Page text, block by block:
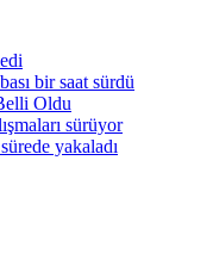
bir saat sürdü
Oldu
sürüyor
yakaladı